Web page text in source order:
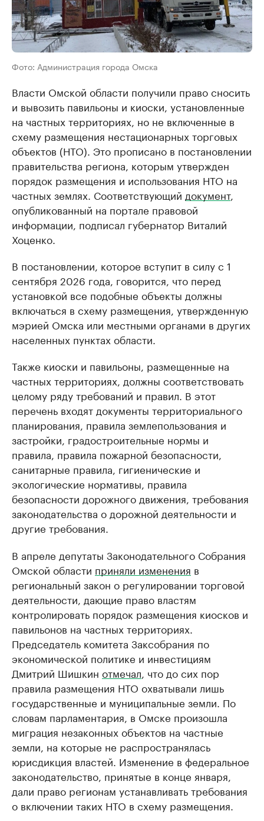
Фото: Администрация города Омска
Власти Омской области получили право сносить
и вывозить павильоны и киоски, установленные
на частных территориях, но не включенные в
схему размещения нестационарных торговых
объектов (НТО). Это прописано в постановлении
правительства региона, которым утвержден
порядок размещения и использования НТО на
частных землях. Соответствующий документ,
опубликованный на портале правовой
информации, подписал губернатор Виталий
Хоценко.
В постановлении, которое вступит в силу с 1
сентября 2026 года, говорится, что перед
установкой все подобные объекты должны
включаться в схему размещения, утвержденную
мэрией Омска или местными органами в других
населенных пунктах области.
Также киоски и павильоны, размещенные на
частных территориях, должны соответствовать
целому ряду требований и правил. В этот
перечень входят документы территориального
планирования, правила землепользования и
застройки, градостроительные нормы и
правила, правила пожарной безопасности,
санитарные правила, гигиенические и
экологические нормативы, правила
безопасности дорожного движения, требования
законодательства о дорожной деятельности и
другие требования.
В апреле депутаты Законодательного Собрания
Омской области приняли изменения в
региональный закон о регулировании торговой
деятельности, дающие право властям
контролировать порядок размещения киосков и
павильонов на частных территориях.
Председатель комитета Заксобрания по
экономической политике и инвестициям
Дмитрий Шишкин отмечал, что до сих пор
правила размещения НТО охватывали лишь
государственные и муниципальные земли. По
словам парламентария, в Омске произошла
миграция незаконных объектов на частные
земли, на которые не распространялась
юрисдикция властей. Изменение в федеральное
законодательство, принятые в конце января,
дали право регионам устанавливать требования
о включении таких НТО в схему размещения.